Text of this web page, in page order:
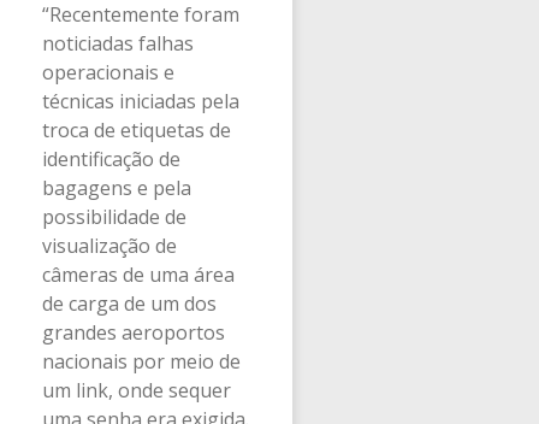
“Recentemente foram
noticiadas falhas
operacionais e
técnicas iniciadas pela
troca de etiquetas de
identificação de
bagagens e pela
possibilidade de
visualização de
câmeras de uma área
de carga de um dos
grandes aeroportos
nacionais por meio de
um link, onde sequer